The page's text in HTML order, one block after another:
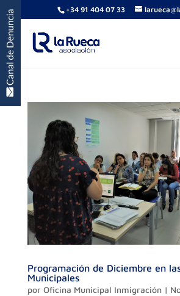
+34 91 404 07 33
Programación de Diciembre en
Municipales
por Oficina Municipal Inmigración|